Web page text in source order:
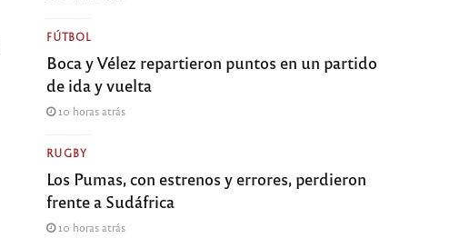
FÚTBOL
Boca y Vélez repartieron puntos en un partido
de ida y vuelta
10 horas atrás
RUGBY
Los Pumas, con estrenos y errores, perdieron
frente a Sudáfrica
10 horas atrás